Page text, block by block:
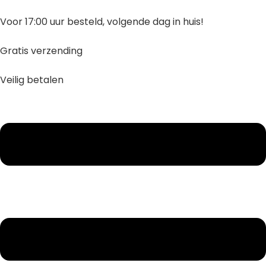
naar
Voor 17:00 uur besteld, volgende dag in huis!
Gratis verzending
Veilig betalen